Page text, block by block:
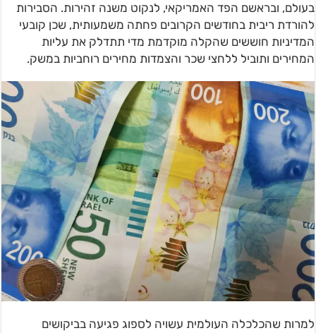
בעולם, ובראשם הפד האמריקאי, לנקוט משנה זהירות. הסבירות
להורדת ריבית בחודשים הקרובים פחתה משמעותית, שכן קובעי
המדיניות חוששים שהקלה מוקדמת מדי תתדלק את עליות
המחירים ותוביל ללחצי שכר והצמדות מחירים רוחביות במשק.
למרות שהכלכלה העולמית עשויה לספוג פגיעה בביקושים